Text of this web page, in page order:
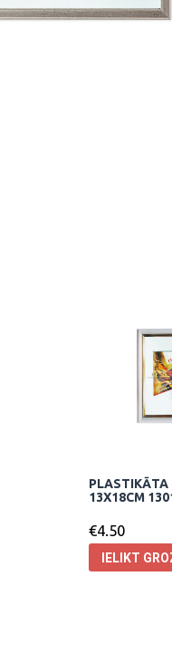
PLASTIKĀTA
13X18CM
€4.50
IELIKT